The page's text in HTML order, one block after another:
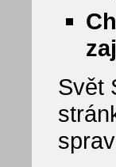
Svět